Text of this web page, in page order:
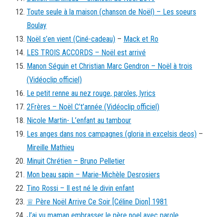
Toute seule à la maison (chanson de Noël) – Les soeurs
Boulay
Noël s’en vient (Ciné-cadeau) – Mack et Ro
LES TROIS ACCORDS – Noël est arrivé
Manon Séguin et Christian Marc Gendron – Noël à trois
(Vidéoclip officiel)
Le petit renne au nez rouge, paroles, lyrics
2Frères – Noël C’t’année (Vidéoclip officiel)
Nicole Martin- L’enfant au tambour
Les anges dans nos campagnes (gloria in excelsis deos) –
Mireille Mathieu
Minuit Chrétien – Bruno Pelletier
Mon beau sapin – Marie-Michèle Desrosiers
Tino Rossi – Il est né le divin enfant
♕ Père Noël Arrive Ce Soir [Céline Dion] 1981